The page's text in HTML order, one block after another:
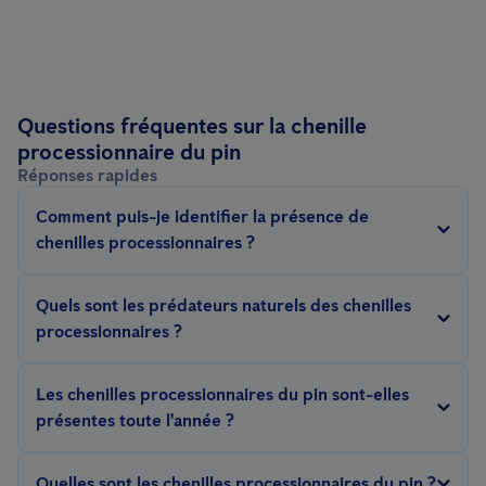
Questions fréquentes sur la chenille
processionnaire du pin
Réponses rapides
Comment puis-je identifier la présence de
chenilles processionnaires ?
les branches, observez un comportement en file indienne sur le
indicateur.
Quels sont les prédateurs naturels des chenilles
processionnaires ?
(mésanges, pics), certains insectes (fourmis, guêpes
Les chenilles processionnaires du pin sont-elles
présentes toute l'année ?